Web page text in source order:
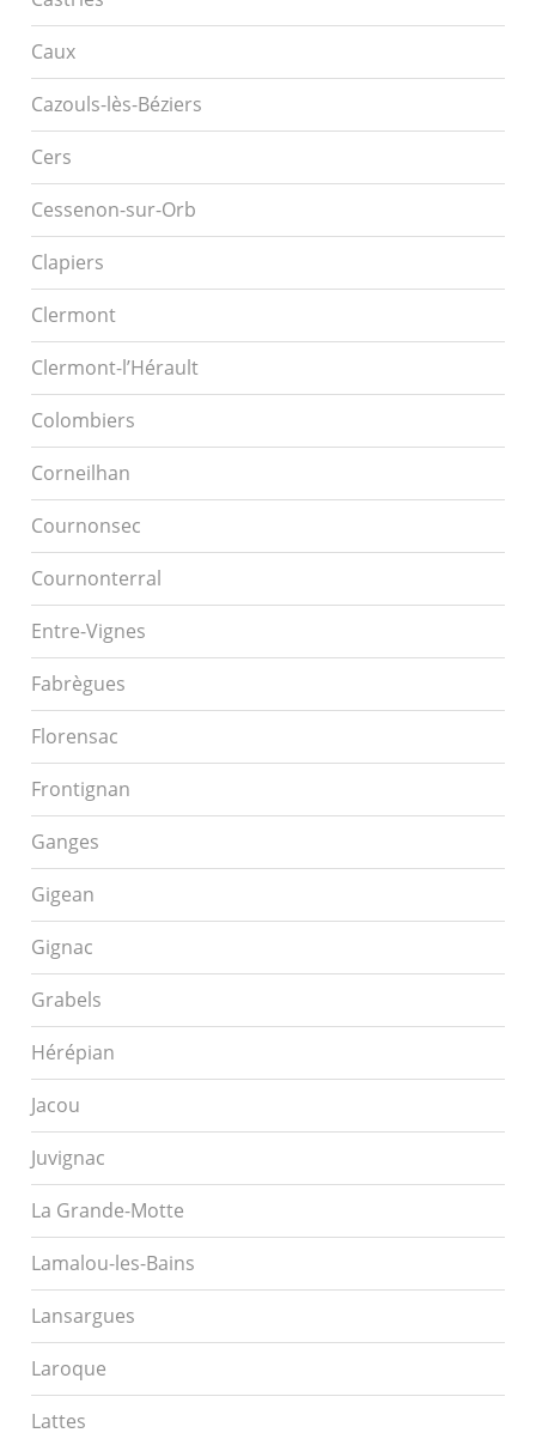
Caux
Cazouls-lès-Béziers
Cers
Cessenon-sur-Orb
Clapiers
Clermont
Clermont-l’Hérault
Colombiers
Corneilhan
Cournonsec
Cournonterral
Entre-Vignes
Fabrègues
Florensac
Frontignan
Ganges
Gigean
Gignac
Grabels
Hérépian
Jacou
Juvignac
La Grande-Motte
Lamalou-les-Bains
Lansargues
Laroque
Lattes